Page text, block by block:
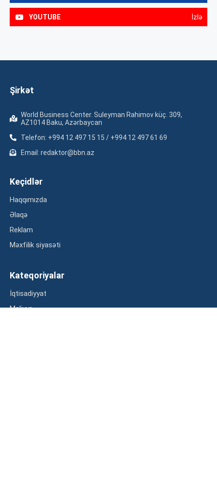
YOUTUBE İzlə
Şirkət
World Business Center. Suleyman Rahimov küç. 309,
AZ1014 Baku, Azərbaycan
Telefon: +994 12 497 15 15 / +994 12 497 61 69
Email: redaktor@bbn.az
Keçidlər
Haqqımızda
Əlaqə
Reklam
Məxfilik siyasəti
Kateqoriyalar
İqtisadiyyat
Maliyyə